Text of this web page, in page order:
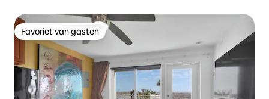
Favoriet van gasten
Favoriet van gasten